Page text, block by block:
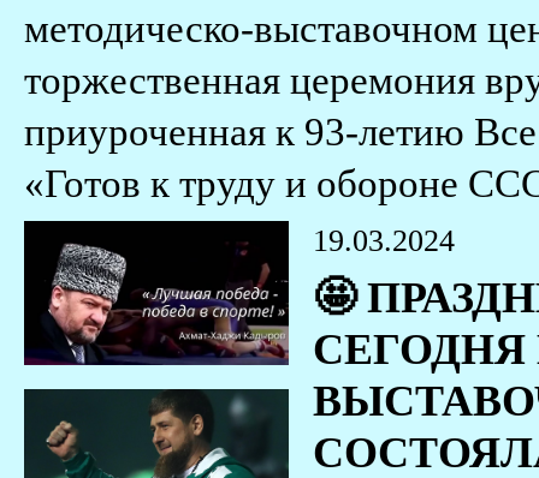
методическо-выставочном
торжественная церемония
приуроченная к 93-летию
«Готов к труду и обороне
19.03.2024
🤩